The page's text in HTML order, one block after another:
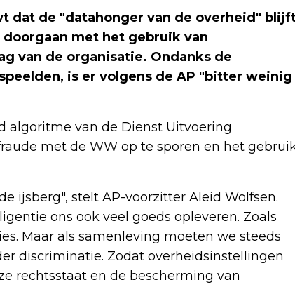
dat de "datahonger van de overheid"
met het gebruik van
van de organisatie. Ondanks de
is er volgens de AP "bitter weinig
algoritme van de Dienst Uitvoering
met de WW op te sporen en het
ijsberg", stelt AP-voorzitter Aleid Wolfsen.
ons ook veel goeds opleveren. Zoals
Maar als samenleving moeten we steeds
discriminatie. Zodat overheidsinstellingen
rechtsstaat en de bescherming van